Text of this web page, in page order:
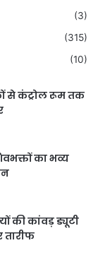
(3)
(315)
(10)
से कंट्रोल रूम तक
का भव्य
की कांवड़ ड्यूटी